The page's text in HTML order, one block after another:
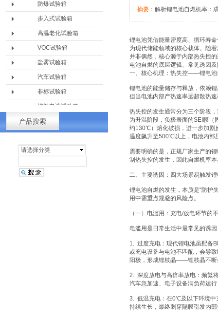
防爆试验箱
步入式试验箱
高温老化试验箱
VOC试验箱
盐雾试验箱
汽车试验箱
非标试验箱
燃料电池试验箱
淋雨设备
产品搜索
请选择分类
摘要： 解析锂电池自燃机率：
锂电池凭借能量密度高、循环寿
为现代储能领域的核心载体。随
并非偶然，核心源于内部热失控
电池自燃的底层逻辑、常见诱因
一、核心机理：热失控——锂电池
锂电池的能量储存与释放，依赖
但当电池内部产热速率远超散热
热失控的发生通常分为三个阶段
为升温阶段，负极表面的SEI膜
约130℃）熔化破损，进一步加剧
温度飙升至500℃以上，电池内部
需要明确的是，正规厂家生产的
制热失控的发生，因此自燃机率
二、主要诱因：四大场景易触发
锂电池自燃的发生，本质是“防护
用中需重点规避的风险点。
（一）电滥用：充电/放电环节的
电滥用是日常生活中最常见的诱
1. 过度充电：现代锂电池虽配备
或充电设备与电池不匹配，会导
阳极，形成锂枝晶——锂枝晶不断
2. 深度放电与高倍率放电：频繁
汽车急加速、电子设备满负荷运
3. 低温充电：在0℃及以下环境中
持续生长，最终刺穿隔膜引发内